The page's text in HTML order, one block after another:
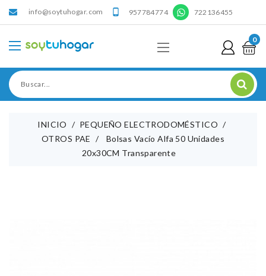
info@soytuhogar.com  957784774 ' 722136455
0
INICIO
PEQUEÑO ELECTRODOMÉSTICO
OTROS PAE
Bolsas Vacío Alfa 50 Unidades
20x30CM Transparente